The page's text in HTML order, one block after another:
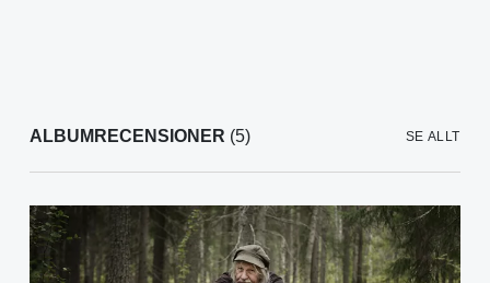
ALBUMRECENSIONER (5) SE ALLT